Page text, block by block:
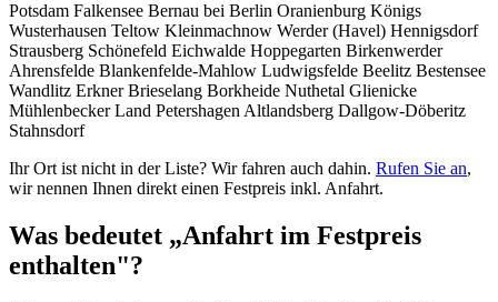
Potsdam Falkensee Bernau bei Berlin Oranienburg Königs
Wusterhausen Teltow Kleinmachnow Werder (Havel) Hennigsdorf
Strausberg Schönefeld Eichwalde Hoppegarten Birkenwerder
Ahrensfelde Blankenfelde-Mahlow Ludwigsfelde Beelitz Bestensee
Wandlitz ErknerBrieselang Borkheide Nuthetal Glienicke
Mühlenbecker Land PetershagenAltlandsberg Dallgow-Döberitz
Stahnsdorf
Ihr Ort ist nicht in der Liste? Wir fahren auch dahin. Rufen Sie an,
wir nennen Ihnen direkt einen Festpreis inkl. Anfahrt.
Was bedeutet „Anfahrt im Festpreis
enthalten"?